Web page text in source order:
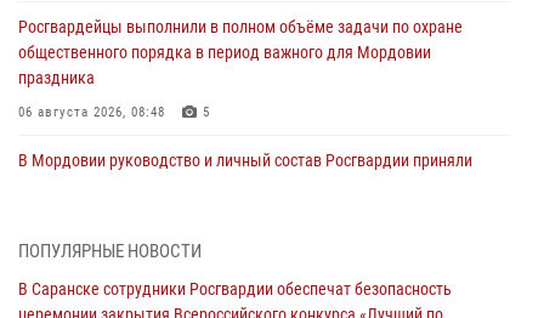
Росгвардейцы выполнили в полном объёме задачи по охране
общественного порядка в период важного для Мордовии
праздника
06 августа 2026, 08:48 5
В Мордовии руководство и личный состав Росгвардии приняли
06 августа 2026, 08:14 9
В Саранске сотрудники Росгвардии задержали дебошира,
ПОПУЛЯРНЫЕ НОВОСТИ
В Саранске сотрудники Росгвардии обеспечат безопасность
церемонии закрытия Всероссийского конкурса «Лучший по